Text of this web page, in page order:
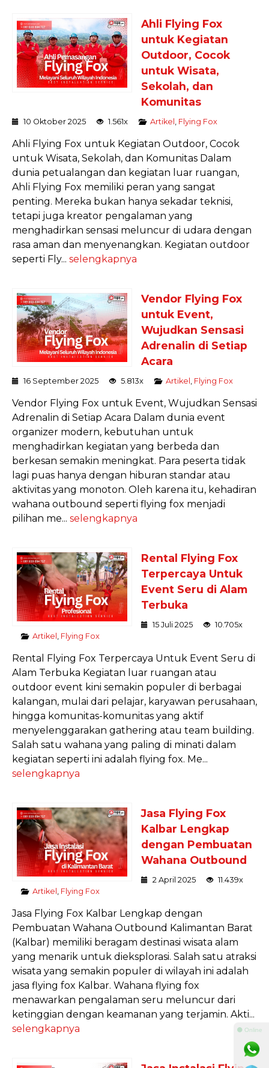
Ahli Flying Fox
untuk Kegiatan
Outdoor, Cocok
untuk Wisata,
Sekolah, dan
Komunitas
10 Oktober 2025 1.561x Artikel Flying Fox
Ahli Flying Fox untuk Kegiatan Outdoor, Cocok
untuk Wisata, Sekolah, dan Komunitas Dalam
dunia petualangan dan kegiatan luar ruangan,
Ahli Flying Fox memiliki peran yang sangat
penting. Mereka bukan hanya sekadar teknisi,
tetapi juga kreator pengalaman yang
menghadirkan sensasi meluncur di udara dengan
rasa aman dan menyenangkan. Kegiatan outdoor
seperti Fly... selengkapnya
Vendor Flying Fox
untuk Event,
Wujudkan Sensasi
Adrenalin di Setiap
Acara
16 September 2025 5.813x Artikel Flying Fox
Vendor Flying Fox untuk Event, Wujudkan Sensasi
Adrenalin di Setiap Acara Dalam dunia event
organizer modern, kebutuhan untuk
menghadirkan kegiatan yang berbeda dan
berkesan semakin meningkat. Para peserta tidak
lagi puas hanya dengan hiburan standar atau
aktivitas yang monoton. Oleh karena itu, kehadiran
wahana outbound seperti flying fox menjadi
pilihan me... selengkapnya
Rental Flying Fox
Terpercaya Untuk
Event Seru di Alam
Terbuka
15 Juli 2025
10.705x
Artikel
Flying Fox
Rental Flying Fox Terpercaya Untuk Event Seru di
Alam Terbuka Kegiatan luar ruangan atau
outdoor event kini semakin populer di berbagai
kalangan, mulai dari pelajar, karyawan perusahaan,
hingga komunitas-komunitas yang aktif
menyelenggarakan gathering atau team building.
Salah satu wahana yang paling di minati dalam
kegiatan seperti ini adalah flying fox. Me...
selengkapnya
Jasa Flying Fox
Kalbar Lengkap
dengan Pembuatan
Wahana Outbound
2 April 2025
11.439x
Artikel
Flying Fox
Jasa Flying Fox Kalbar Lengkap dengan
Pembuatan Wahana Outbound Kalimantan Barat
(Kalbar) memiliki beragam destinasi wisata alam
yang menarik untuk dieksplorasi. Salah satu atraksi
wisata yang semakin populer di wilayah ini adalah
jasa flying fox Kalbar. Wahana flying fox
menawarkan pengalaman seru meluncur dari
ketinggian dengan keamanan yang terjamin. Akti...
selengkapnya
⚫ Online